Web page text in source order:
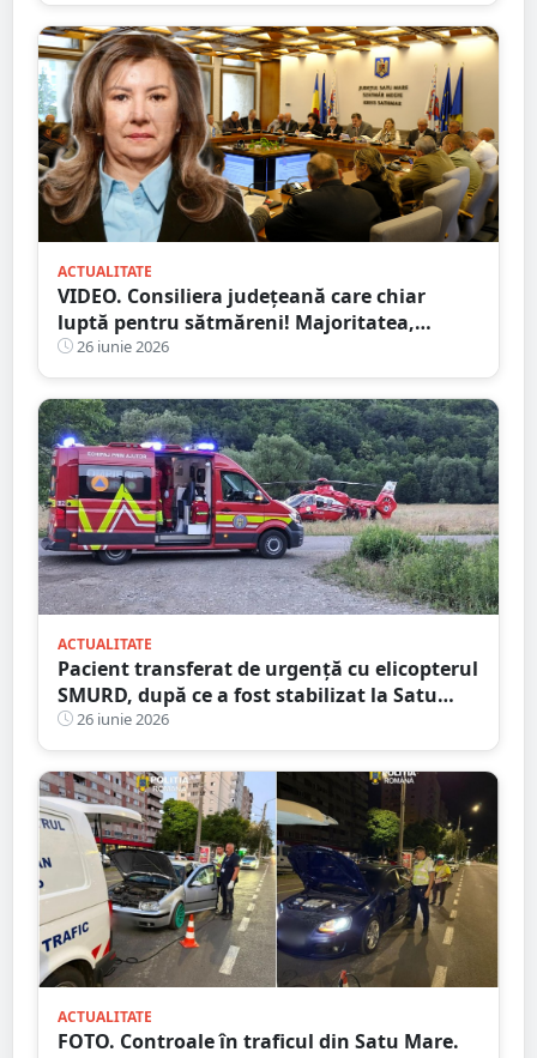
ACTUALITATE
VIDEO. Consiliera județeană care chiar
luptă pentru sătmăreni! Majoritatea,
”acontată” să doarmă-n scaun
26 iunie 2026
ACTUALITATE
Pacient transferat de urgență cu elicopterul
SMURD, după ce a fost stabilizat la Satu
Mare
26 iunie 2026
ACTUALITATE
FOTO. Controale în traficul din Satu Mare.